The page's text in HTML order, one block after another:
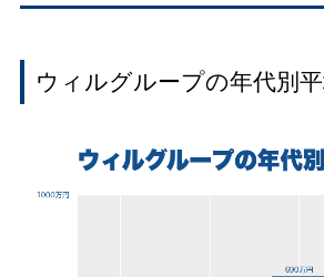
ウィルグループの年代別